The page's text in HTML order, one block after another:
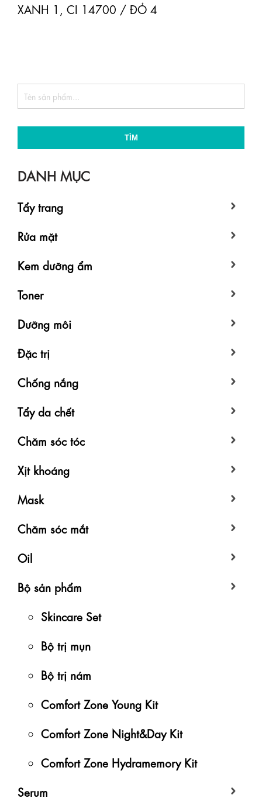
XANH 1, CI 14700 / ĐỎ 4
TÌM
DANH MỤC
Tẩy trang
Rửa mặt
Kem dưỡng ẩm
Toner
Dưỡng môi
Đặc trị
Chống nắng
Tẩy da chết
Chăm sóc tóc
Xịt khoáng
Mask
Chăm sóc mắt
Oil
Bộ sản phẩm
Skincare Set
Bộ trị mụn
Bộ trị nám
Comfort Zone Young Kit
Comfort Zone Night&Day Kit
Comfort Zone Hydramemory Kit
Serum